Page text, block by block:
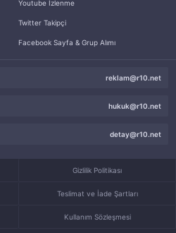
Youtube İzlenme
Twitter Takipçi
Facebook Sayfa & Grup Alımı
reklam@r10.net
hukuk@r10.net
detay@r10.net
Gizlilik Politikası
Teslimat ve İade Şartları
Kullanım Sözleşmesi